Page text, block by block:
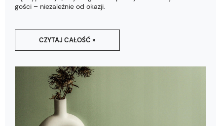
CZYTAJ CAŁOŚĆ »
gości – niezależnie od okazji.